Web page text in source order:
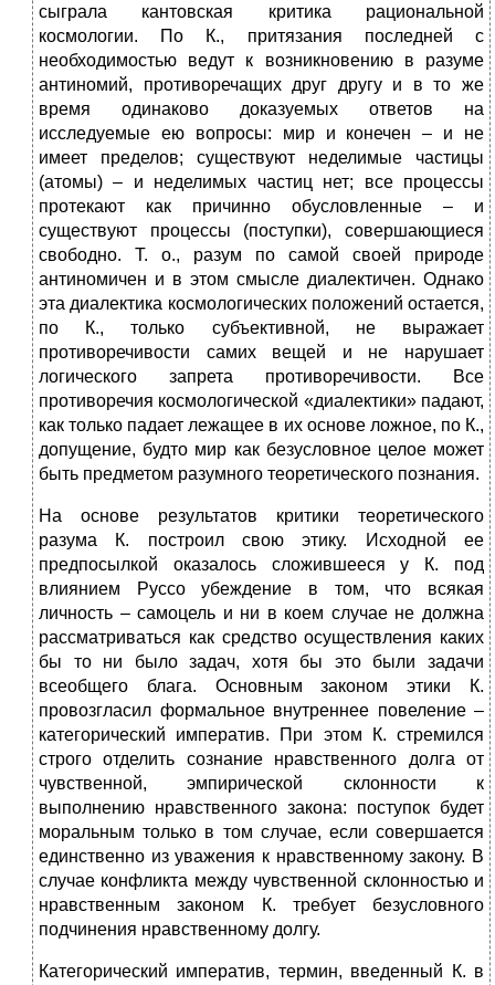
сыграла кантовская критика рациональной
космологии. По К., притязания последней с
необходимостью ведут к возникновению в разуме
антиномий, противоречащих друг другу и в то же
время одинаково доказуемых ответов на
исследуемые ею вопросы: мир и конечен – и не
имеет пределов; существуют неделимые частицы
(атомы) – и неделимых частиц нет; все процессы
протекают как причинно обусловленные – и
существуют процессы (поступки), совершающиеся
свободно. Т. о., разум по самой своей природе
антиномичен и в этом смысле диалектичен. Однако
эта диалектика космологических положений остается,
по К., только субъективной, не выражает
противоречивости самих вещей и не нарушает
логического запрета противоречивости. Все
противоречия космологической «диалектики» падают,
как только падает лежащее в их основе ложное, по К.,
допущение, будто мир как безусловное целое может
быть предметом разумного теоретического познания.
На основе результатов критики теоретического
разума К. построил свою этику. Исходной ее
предпосылкой оказалось сложившееся у К. под
влиянием Руссо убеждение в том, что всякая
личность – самоцель и ни в коем случае не должна
рассматриваться как средство осуществления каких
бы то ни было задач, хотя бы это были задачи
всеобщего блага. Основным законом этики К.
провозгласил формальное внутреннее повеление –
категорический императив. При этом К. стремился
строго отделить сознание нравственного долга от
чувственной, эмпирической склонности к
выполнению нравственного закона: поступок будет
моральным только в том случае, если совершается
единственно из уважения к нравственному закону. В
случае конфликта между чувственной склонностью и
нравственным законом К. требует безусловного
подчинения нравственному долгу.
Категорический императив, термин, введенный К. в